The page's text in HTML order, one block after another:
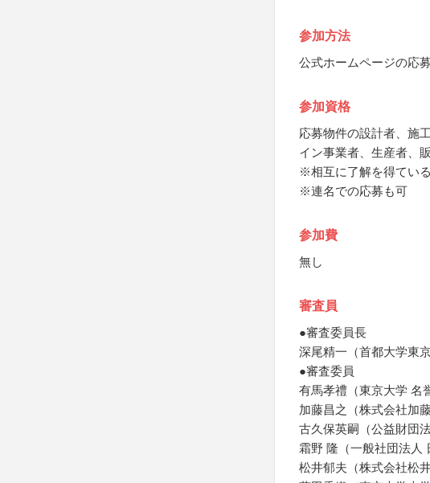
参加方法
公式ホームページの応
参加資格
応募物件の設計者、施
イン事業者、生産者、
※相互に了解を得てい
※連名での応募も可
参加費
無し
審査員
●審査委員長
深尾精一（首都大学東
●審査委員
有馬孝禮（東京大学 名
加藤昌之（株式会社加
古久保英嗣（公益財団
霜野 隆（一般社団法人
松井郁夫（株式会社松